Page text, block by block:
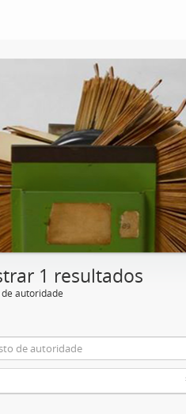
1 resultados
de autoridade